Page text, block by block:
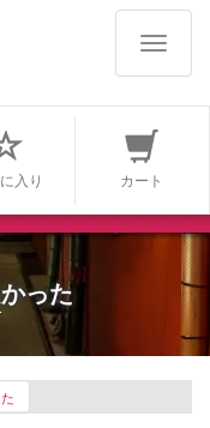
入り カート
った